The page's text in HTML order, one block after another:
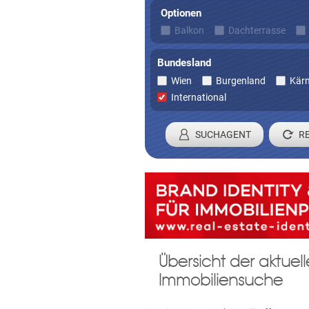
Optionen
Balkon Dachterrasse
Bundesland
Wien Burgenland
International
SUCHAGENT
Registrieren
Damit wir ihre Anfrage
Übersicht der
Immobiliensuche